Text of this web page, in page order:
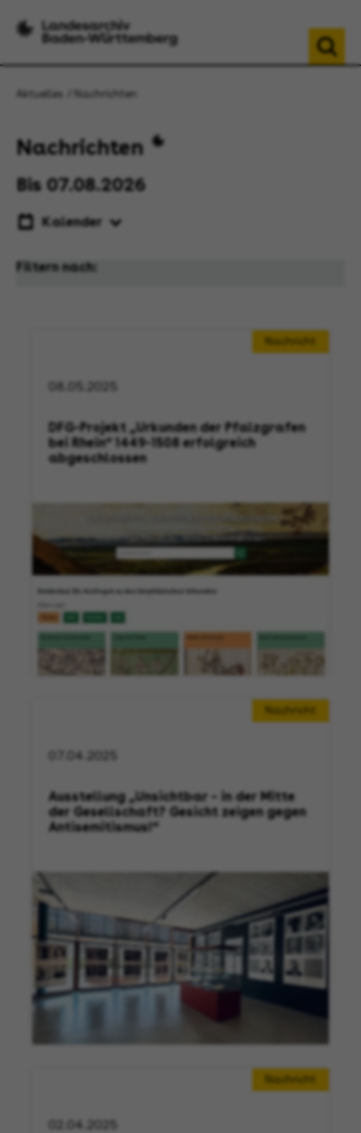
Aktuelles Nachrichten
Nachrichten
Bis 07.08.2026
Kalender
Filtern nach:
Nachricht
08.05.2025
DFG-Projekt „Urkunden der Pfalzgrafen
bei Rhein“ 1449-1508 erfolgreich
abgeschlossen
Nachricht
07.04.2025
Ausstellung „Unsichtbar – in der Mitte
der Gesellschaft? Gesicht zeigen gegen
Antisemitismus!“
Nachricht
02.04.2025